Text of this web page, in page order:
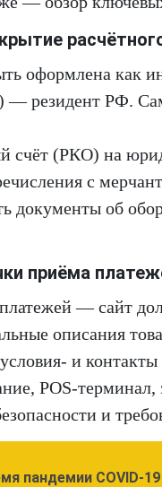
оформлена как
резидент РФ.
счёт (РКО) на
с
документы об
приёма
— сайт
описания
и
POS-
и
пандемии COVID-19